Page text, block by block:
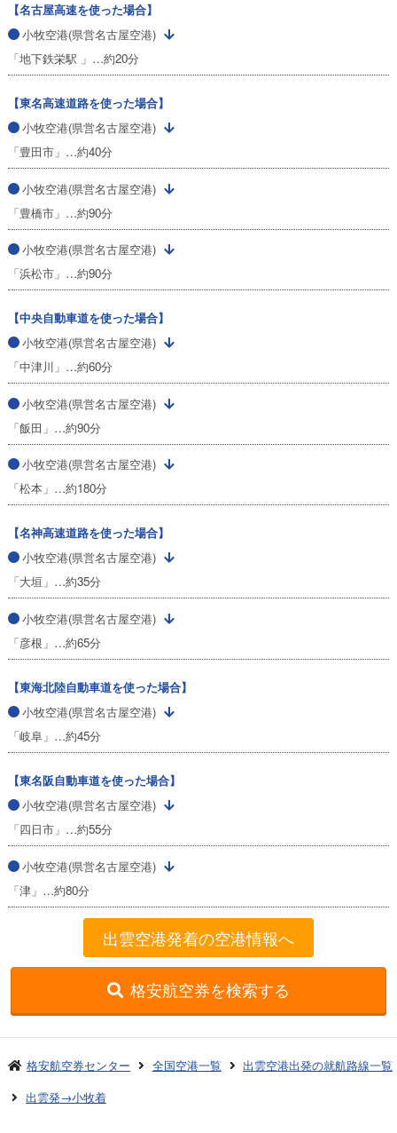
【名古屋高速を使った場合】
小牧空港(県営名古屋空港)
「地下鉄栄駅 」…約20分
【東名高速道路を使った場合】
小牧空港(県営名古屋空港)
「豊田市」…約40分
小牧空港(県営名古屋空港)
「豊橋市」…約90分
小牧空港(県営名古屋空港)
「浜松市」…約90分
【中央自動車道を使った場合】
小牧空港(県営名古屋空港)
「中津川」…約60分
小牧空港(県営名古屋空港)
「飯田」…約90分
小牧空港(県営名古屋空港)
「松本」…約180分
【名神高速道路を使った場合】
小牧空港(県営名古屋空港)
「大垣」…約35分
小牧空港(県営名古屋空港)
「彦根」…約65分
【東海北陸自動車道を使った場合】
小牧空港(県営名古屋空港)
「岐阜」…約45分
【東名阪自動車道を使った場合】
小牧空港(県営名古屋空港)
「四日市」…約55分
小牧空港(県営名古屋空港)
「津」…約80分
出雲空港発着の空港情報へ
格安航空券を検索する
格安航空券センター 全国空港一覧
出雲空港出発の就航路線一覧
出雲発→小牧着